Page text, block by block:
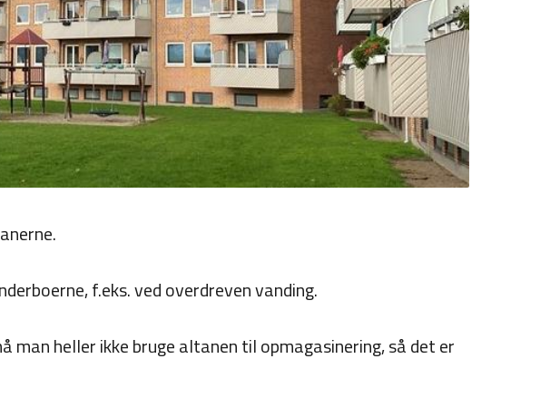
f.eks. ved overdreven vanding.
heller ikke bruge altanen til opmagasinering, så det er